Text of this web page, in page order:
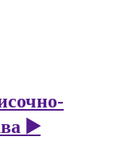
▶️